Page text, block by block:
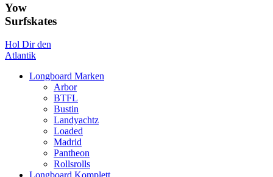
Yow
Surfskates
Hol Dir den
Atlantik
Longboard Marken
Arbor
BTFL
Bustin
Landyachtz
Loaded
Madrid
Pantheon
Rollsrolls